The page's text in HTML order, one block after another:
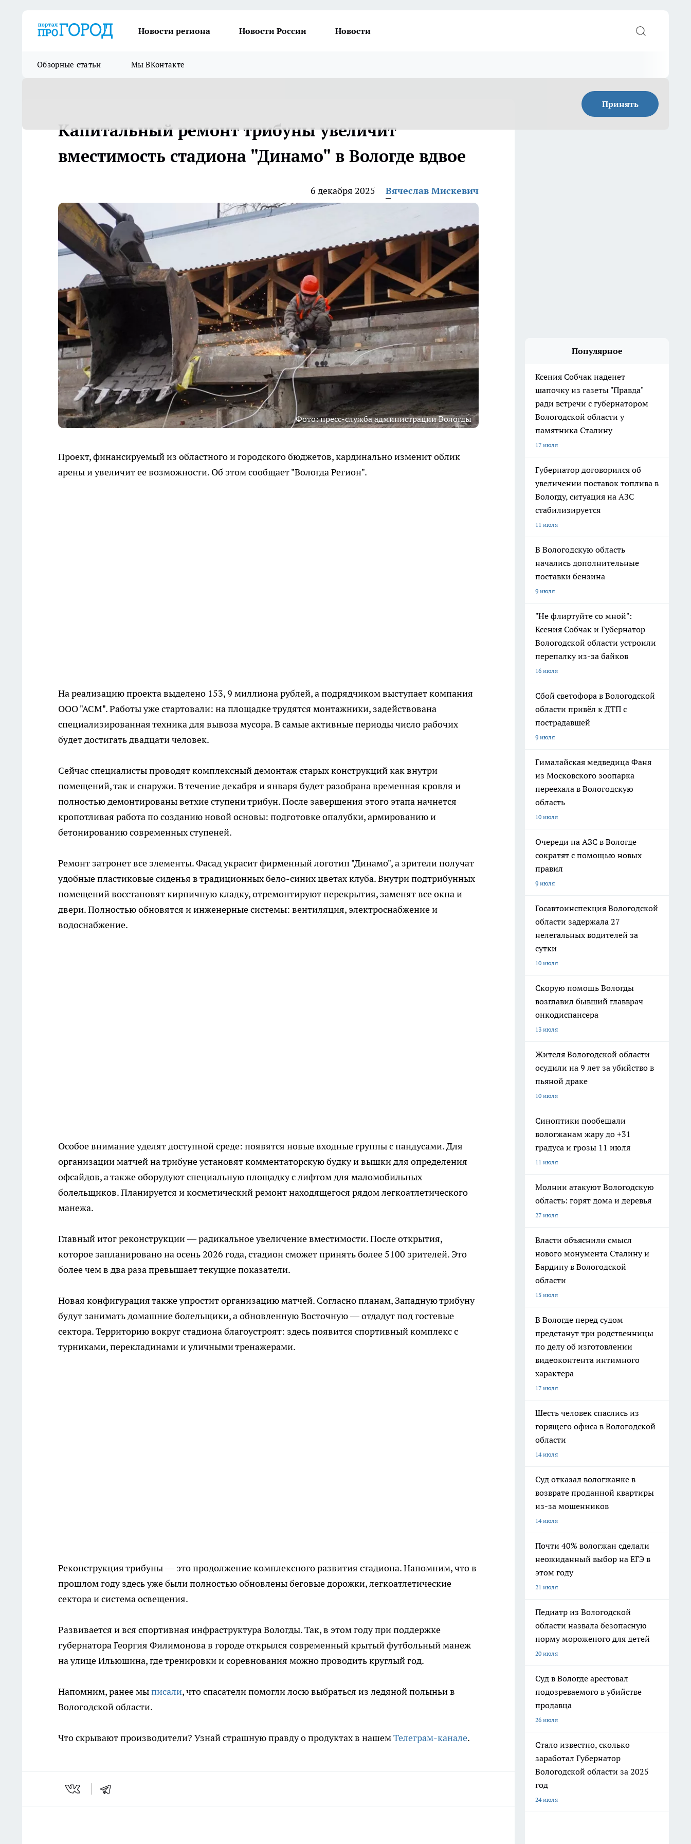
Новости региона Новости России Новости
Обзорные статьи Мы ВКонтакте
Принять
Капитальный ремонт трибуны увеличит
вместимость стадиона "Динамо" в Вологде вдвое
6 декабря 2025 Вячеслав Мискевич
Фото: пресс-служба администрации Вологды
Проект, финансируемый из областного и городского бюджетов, кардинально изменит облик
арены и увеличит ее возможности. Об этом сообщает "Вологда Регион".
На реализацию проекта выделено 153, 9 миллиона рублей, а подрядчиком выступает компания
ООО "АСМ". Работы уже стартовали: на площадке трудятся монтажники, задействована
специализированная техника для вывоза мусора. В самые активные периоды число рабочих
будет достигать двадцати человек.
Сейчас специалисты проводят комплексный демонтаж старых конструкций как внутри
помещений, так и снаружи. В течение декабря и января будет разобрана временная кровля и
полностью демонтированы ветхие ступени трибун. После завершения этого этапа начнется
кропотливая работа по созданию новой основы: подготовке опалубки, армированию и
бетонированию современных ступеней.
Ремонт затронет все элементы. Фасад украсит фирменный логотип "Динамо", а зрители получат
удобные пластиковые сиденья в традиционных бело-синих цветах клуба. Внутри подтрибунных
помещений восстановят кирпичную кладку, отремонтируют перекрытия, заменят все окна и
двери. Полностью обновятся и инженерные системы: вентиляция, электроснабжение и
водоснабжение.
Особое внимание уделят доступной среде: появятся новые входные группы с пандусами. Для
организации матчей на трибуне установят комментаторскую будку и вышки для определения
офсайдов, а также оборудуют специальную площадку с лифтом для маломобильных
болельщиков. Планируется и косметический ремонт находящегося рядом легкоатлетического
манежа.
Главный итог реконструкции — радикальное увеличение вместимости. После открытия,
которое запланировано на осень 2026 года, стадион сможет принять более 5100 зрителей. Это
более чем в два раза превышает текущие показатели.
Новая конфигурация также упростит организацию матчей. Согласно планам, Западную трибуну
будут занимать домашние болельщики, а обновленную Восточную — отдадут под гостевые
сектора. Территорию вокруг стадиона благоустроят: здесь появится спортивный комплекс с
турниками, перекладинами и уличными тренажерами.
Реконструкция трибуны — это продолжение комплексного развития стадиона. Напомним, что в
прошлом году здесь уже были полностью обновлены беговые дорожки, легкоатлетические
сектора и система освещения.
Развивается и вся спортивная инфраструктура Вологды. Так, в этом году при поддержке
губернатора Георгия Филимонова в городе открылся современный крытый футбольный манеж
на улице Ильюшина, где тренировки и соревнования можно проводить круглый год.
Напомним, ранее мыписали, что спасатели помогли лосю выбраться из ледяной полыньи в
Вологодской области.
Что скрывают производители? Узнай страшную правду о продуктах в нашемТелеграм-канале.
Популярное
Ксения Собчак наденет
шапочку из газеты "Правда"
ради встречи с губернатором
Вологодской области у
памятника Сталину
17 июля
Губернатор договорился об
увеличении поставок топлива в
Вологду, ситуация на АЗС
стабилизируется
11 июля
В Вологодскую область
начались дополнительные
поставки бензина
9 июля
"Не флиртуйте со мной":
Ксения Собчак и Губернатор
Вологодской области устроили
перепалку из-за байков
16 июля
Сбой светофора в Вологодской
области привёл к ДТП с
пострадавшей
9 июля
Гималайская медведица Фаня
из Московского зоопарка
переехала в Вологодскую
область
10 июля
Очереди на АЗС в Вологде
сократят с помощью новых
правил
9 июля
Госавтоинспекция Вологодской
области задержала 27
нелегальных водителей за
сутки
10 июля
Скорую помощь Вологды
возглавил бывший главврач
онкодиспансера
13 июля
Жителя Вологодской области
осудили на 9 лет за убийство в
пьяной драке
10 июля
Синоптики пообещали
вологжанам жару до +31
градуса и грозы 11 июля
11 июля
Молнии атакуют Вологодскую
область: горят дома и деревья
27 июля
Власти объяснили смысл
нового монумента Сталину и
Бардину в Вологодской
области
15 июля
В Вологде перед судом
предстанут три родственницы
по делу об изготовлении
видеоконтента интимного
характера
17 июля
Шесть человек спаслись из
горящего офиса в Вологодской
области
14 июля
Суд отказал вологжанке в
возврате проданной квартиры
из-за мошенников
14 июля
Почти 40% вологжан сделали
неожиданный выбор на ЕГЭ в
этом году
21 июля
Педиатр из Вологодской
области назвала безопасную
норму мороженого для детей
20 июля
Суд в Вологде арестовал
подозреваемого в убийстве
продавца
26 июля
Стало известно, сколько
заработал Губернатор
Вологодской области за 2025
год
24 июля